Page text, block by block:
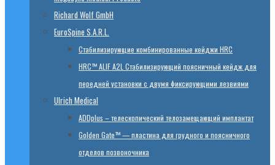
Richard Wolf GmbH
EuroSpine S.A.R.L.
Стабилизирующие комбинированные кейджи HRC
HRC™ ALIF A2L Стабилизирующий поясничный кейдж для
передней установки с двумя фиксирующими лезвиями
Ulrich Medical
ADDplus – телескопический телозамещающий имплантат
Golden Gate™ — пластина для грудного и поясничного
отделов позвоночника